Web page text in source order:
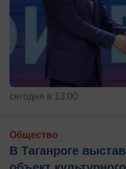
сегодня в 13:00
Общество
В Таганроге